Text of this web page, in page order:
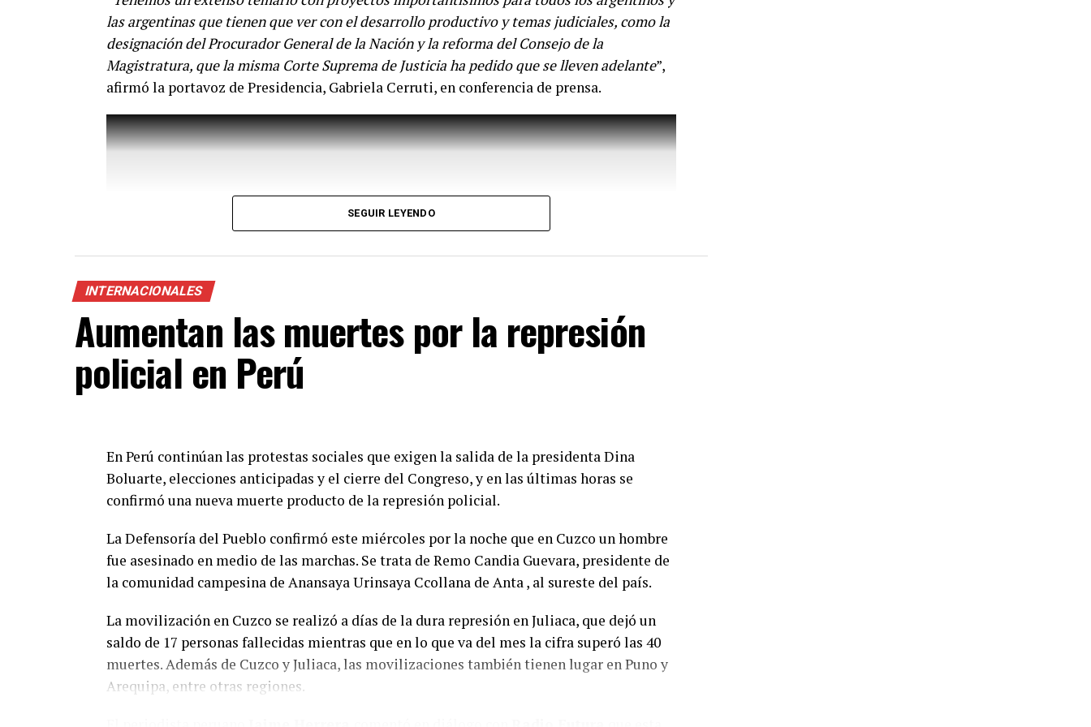
principio la vacuna en el mundo disponible es la vacuna con la cepa ancestral y se ha
demostrado en Argentina y en el mundo el efecto beneficioso de la vacunación en las
hospitalizaciones y las muertes”, agregó.
Según el Ministerio de Salud de la Nación, las vacunas que se suman al Plan de
Vacunación son del laboratorio Pfizer/BioNtech, autorizada para su uso en la franja
etaria superior a los 12 años; y otra del laboratorio Moderna, disponible para la
población en general desde los 6 años o más.
tener la cobertura de vacunación”, destacó Vizzotti.
las argentinas que tienen que ver con el desarrollo productivo y temas judiciales, como la
designación del Procurador General de la Nación y la reforma del Consejo de la
Magistratura, que la misma Corte Suprema de Justicia ha pedido que se lleven adelante”,
afirmó la portavoz de Presidencia, Gabriela Cerruti, en conferencia de prensa.
Para la funcionaria, el temario es “ suficientemente importante y extenso como para que
la oposición entienda que en el libre democrático y en el libre juego de las instituciones
sociedad con solo tratar los temas que a ellos les interesa ”.
Además de los proyectos de solicitud de juicio político a los integrantes de la Corte
lleguen al recinto los proyectos de modificación de la Ley de Tránsito y Seguridad Vial
sobre Alcoholemia Cero para la conducción de vehículo; y el de de aprobación del Plan
Nacional de Ciencia, Tecnología e Innovación 2030, entre otros.
SEGUIR LEYENDO
INTERNACIONALES
Aumentan las muertes por la represión
policial en Perú
En Perú continúan las protestas sociales que exigen la salida de la presidenta Dina
Boluarte, elecciones anticipadas y el cierre del Congreso, y en las últimas horas se
confirmó una nueva muerte producto de la represión policial.
La Defensoría del Pueblo confirmó este miércoles por la noche que en Cuzco un hombre
fue asesinado en medio de las marchas. Se trata de Remo Candia Guevara, presidente de
la comunidad campesina de Anansaya Urinsaya Ccollana de Anta , al sureste del país.
La movilización en Cuzco se realizó a días de la dura represión en Juliaca, que dejó un
saldo de 17 personas fallecidas mientras que en lo que va del mes la cifra superó las 40
muertes. Además de Cuzco y Juliaca, las movilizaciones también tienen lugar en Puno y
Arequipa, entre otras regiones.